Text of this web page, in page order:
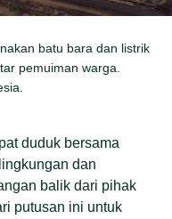
batu bara dan listrik
pemuiman warga.
duduk bersama
dan
balik dari pihak
putusan ini untuk